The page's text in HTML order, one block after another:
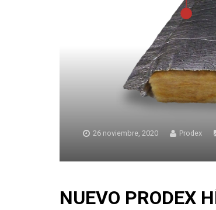
26 noviembre, 2020 Prodex
NUEVO PRODEX